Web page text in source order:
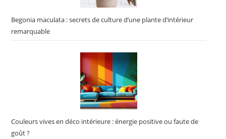
Begonia maculata : secrets de culture d’une plante d’intérieur
remarquable
Couleurs vives en déco intérieure : énergie positive ou faute de
goût ?